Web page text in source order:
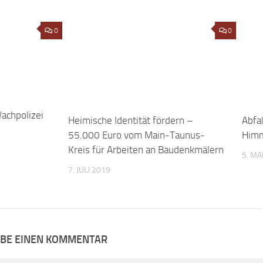
0
0
EINEN KOMMENTAR